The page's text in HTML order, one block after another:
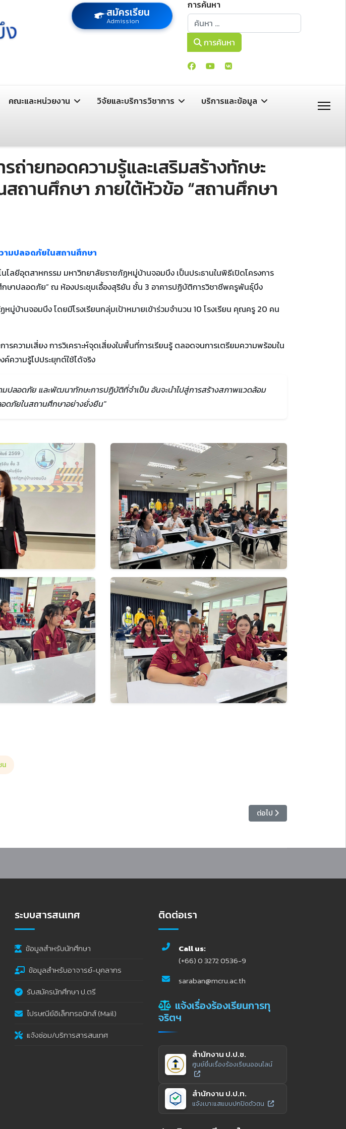
สมัครเรียน
Admission
การค้นหา
การค้นหา
การค้นหา
คณะและหน่วยงาน วิจัยและบริการวิชาการ บริการและข้อมูล
ถ่ายทอดความรู้และเสริมสร้างทักษะ
ถานศึกษา ภายใต้หัวข้อ “สถานศึกษา
ามปลอดภัยในสถานศึกษา
ยีอุตสาหกรรม มหาวิทยาลัยราชภัฏหมู่บ้านจอมบึง เป็นประธานในพิธีเปิดโครงการ
ษาปลอดภัย” ณ ห้องประชุมเอื้องสุริยัน ชั้น 3 อาคารปฏิบัติการวิชาชีพครูพันธุ์บึง
บ้านจอมบึง โดยมีโรงเรียนกลุ่มเป้าหมายเข้าร่วมจำนวน 10 โรงเรียน คุณครู 20 คน
ความเสี่ยง การวิเคราะห์จุดเสี่ยงในพื้นที่การเรียนรู้ ตลอดจนการเตรียมความพร้อมใน
ความรู้ไปประยุกต์ใช้ได้จริง
ปลอดภัย และพัฒนาทักษะการปฏิบัติที่จำเป็น อันจะนำไปสู่การสร้างสภาพแวดล้อม
ดภัยในสถานศึกษาอย่างยั่งยืน"
น
าชภัฏ (สครภ.) ครั้งที่ 1/2569 เนื้อหาถัดไป: วิทยาลัยมวยไท
ต่อไป
ระบบสารสนเทศ
ข้อมูลสำหรับนักศึกษา
ข้อมูลสำหรับอาจารย์-บุคลากร
รับสมัครนักศึกษา ป.ตรี
ไปรษณีย์อิเล็กทรอนิกส์ (Mail)
แจ้งซ่อม/บริการสารสนเทศ
ติดต่อเรา
Call us:
(+66) 0 3272 0536-9
saraban@mcru.ac.th
แจ้งเรื่องร้องเรียนการทุ
จริตฯ
สำนักงาน ป.ป.ช.
ศูนย์ยื่นเรื่องร้องเรียนออนไลน์
สำนักงาน ป.ป.ท.
แจ้งเบาะแสแบบปกปิดตัวตน